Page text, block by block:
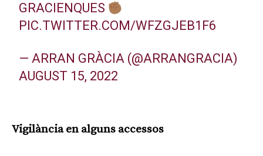
GRACIENQUES
PIC.TWITTER.COM/WFZGJEB1F6
— ARRAN GRÀCIA (@ARRANGRACIA)
AUGUST 15, 2022
Vigilància en alguns accessos